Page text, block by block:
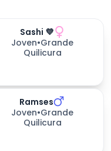
días esperando
Sashi 💜
Joven•Grande
Quilicura
días esperando
Ramses
Joven•Grande
Quilicura